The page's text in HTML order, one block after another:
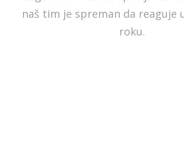
naš tim je spreman da reaguje
roku.